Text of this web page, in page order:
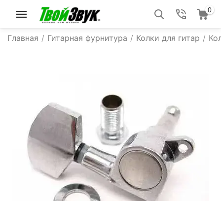
0
Главная / Гитарная фурнитура / Колки для гитар /